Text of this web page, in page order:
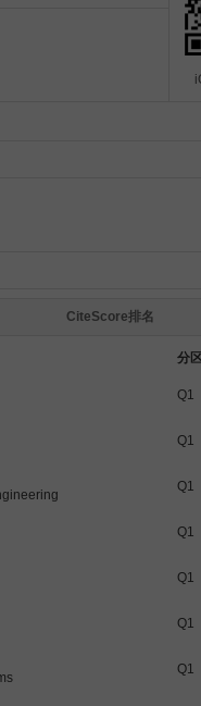
CiteScore排名
分
Q1
Q1
Q1
Q1
Q1
Q1
Q1